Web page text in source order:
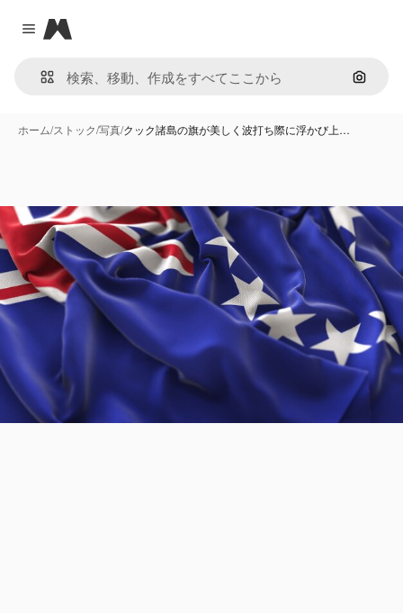
Close menu
Magnific
画像で
ホーム/ストック/写真/クック諸島の旗が美しく波打ち際に浮かび上…